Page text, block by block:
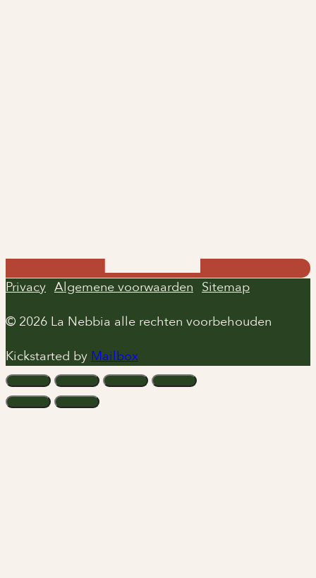
Privacy Algemene voorwaarden Sitemap
© 2026 La Nebbia alle rechten voorbehouden
Kickstarted by Mailbox